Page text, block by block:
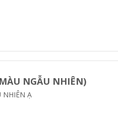
NGẪU NHIÊN)
NHIÊN Ạ